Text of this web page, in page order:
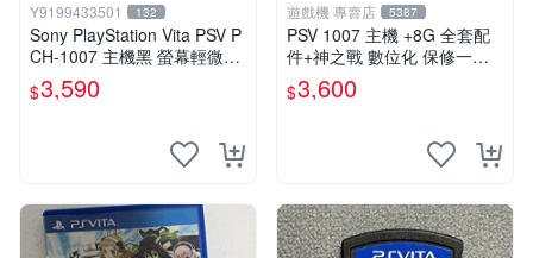
Y9199433501 132
Sony PlayStation Vita PSV P
CH-1007 主機黑 螢幕輕微老
化 可安裝遊戲 系統3.74書
$3,590
遊戲機 專賣店 5387
PSV 1007 主機 +8G 全套配
件+神之戰 數位化 保修一年
品質有保障 psvita
$3,600